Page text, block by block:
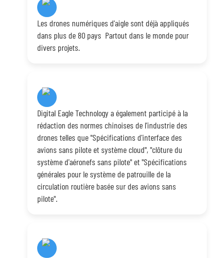
Les drones numériques d'aigle sont déjà appliqués
dans plus de 80 pays Partout dans le monde pour
divers projets.
Digital Eagle Technology a également participé à la
rédaction des normes chinoises de l'industrie des
drones telles que "Spécifications d'interface des
avions sans pilote et système cloud", "clôture du
système d'aéronefs sans pilote" et "Spécifications
générales pour le système de patrouille de la
circulation routière basée sur des avions sans
pilote".